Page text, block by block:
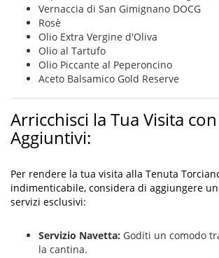
Vernaccia di San Gimignano DOCG
Rosè
Olio Extra Vergine d'Oliva
Olio al Tartufo
Olio Piccante al Peperoncino
Aceto Balsamico Gold Reserve
Arricchisci la Tua Visita
Aggiuntivi:
Per rendere la tua visita alla Tenuta
indimenticabile, considera di aggiungere
servizi esclusivi:
Servizio Navetta: Goditi un comodo
la cantina.